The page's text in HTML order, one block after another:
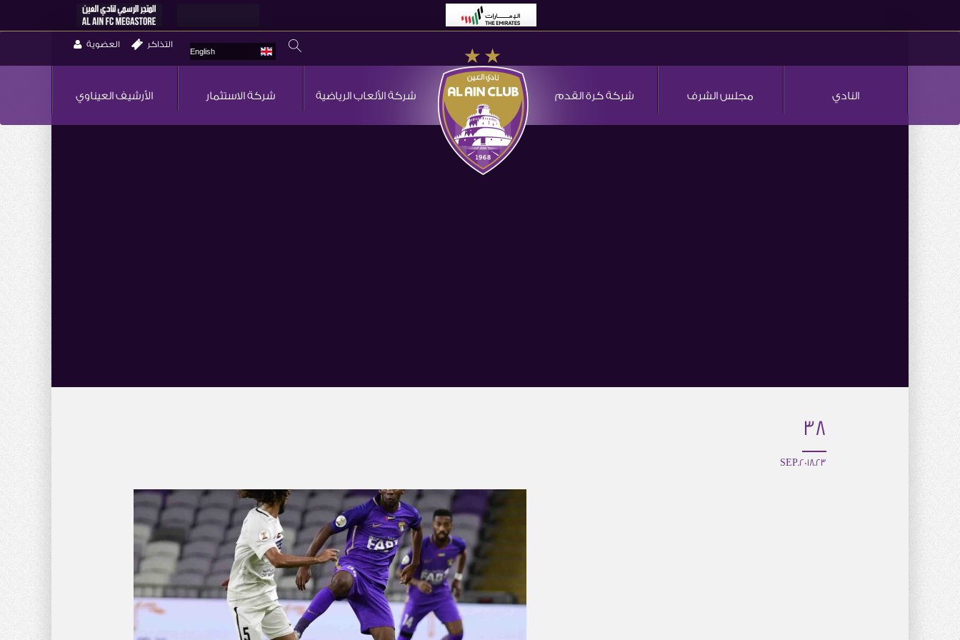
English
التذاكر العضوية
النادي مجلس الشرف شركة كرة القدم الأرشيف العيناوي شركة الاستثمار شركة الألعاب الرياضية
38
23.SEP.2018